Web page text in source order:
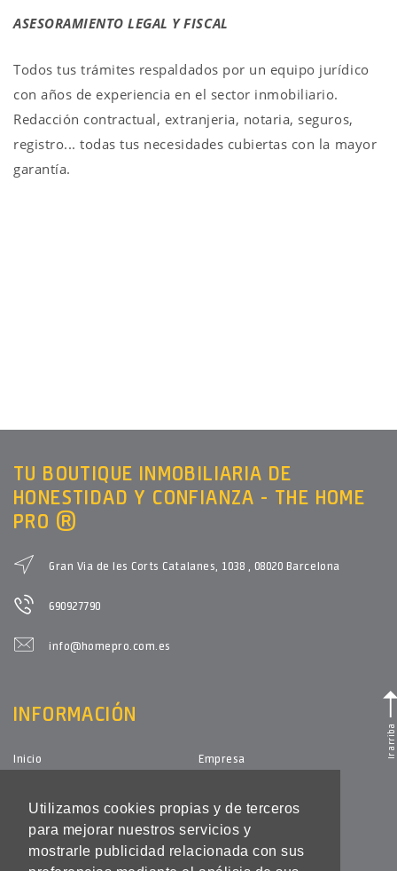
Utilizamos cookies propias y de terceros
para mejorar nuestros servicios y
mostrarle publicidad relacionada con sus
ASESORAMIENTO LEGAL Y FISCAL
Todos tus trámites respaldados por un equipo jurídico
con años de experiencia en el sector inmobiliario.
Redacción contractual, extranjeria, notaria, seguros,
registro... todas tus necesidades cubiertas con la mayor
garantía.
TU BOUTIQUE INMOBILIARIA DE
HONESTIDAD Y CONFIANZA - THE HOME
PRO ®
Gran Via de les Corts Catalanes, 1038 , 08020 Barcelona
690927790
info@homepro.com.es
INFORMACIÓN
Inicio
Alquila tu inmueble
Empresa
Contacto
Ir arriba